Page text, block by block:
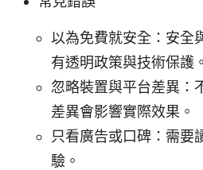
以為免費就安全：安全
有透明政策與技術保護。
忽略裝置與平台差異：
差異會影響實際效果。
只看廣告或口碑：需要
驗。